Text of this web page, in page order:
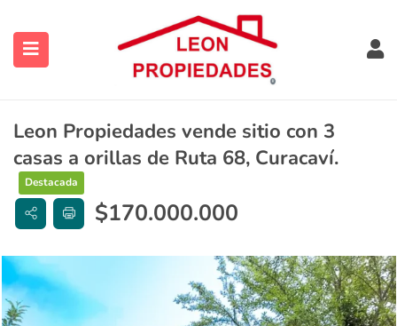
(Contacto)
Leon Propiedades vende sitio con 3
casas a orillas de Ruta 68, Curacaví.
Destacada
$170.000.000